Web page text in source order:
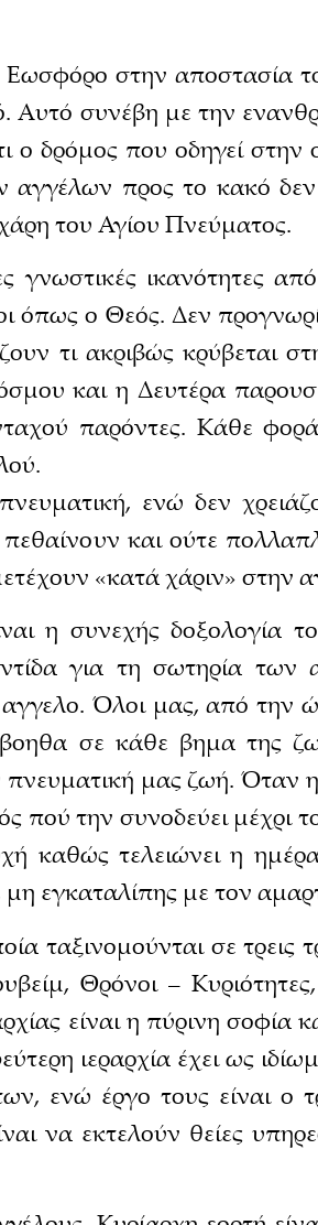
στην αποστασία
Αυτό συνέβη με την
δρόμος που οδηγεί στην
προς το κακό δεν
του Αγίου Πνεύματος.
γνωστικές ικανότητες
όπως ο Θεός. Δεν
τι ακριβώς κρύβεται
και η Δευτέρα
παρόντες. Κάθε
ενώ δεν
και ούτε
«κατά χάριν» στην
η συνεχής δοξολογία
για τη σωτηρία
Όλοι μας, από την
σε κάθε βημα της
πνευματική μας ζωή.
πού την συνοδεύει μέχρι
καθώς τελειώνει η
εγκαταλίπης με τον
σε τρεις
Θρόνοι –
είναι η πύρινη
ιεραρχία έχει ως
ενώ έργο τους είναι ο
να εκτελούν θείες